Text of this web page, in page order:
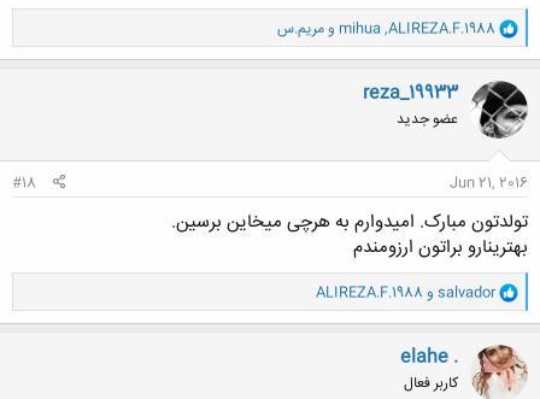
کلیک کنید تا باز شود...
و
ا
ک
ن
ش
ه
ا
ALIREZA.F.1988
,
mihua ومریم.س
reza_19933
عضو جدید
Jun 21, 2016
#18
تولدتون مبارک. امیدوارم به هرچی میخاین برسین.
بهترینارو براتون ارزومندم
و
ا
ک
ن
ش
ه
salvador و ALIREZA.F.1988
elahe .
کاربر فعال